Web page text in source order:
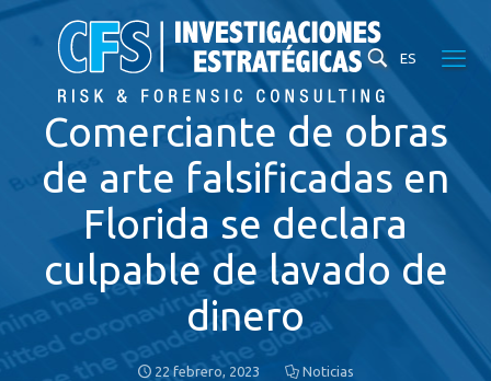
ES
Comerciante de obras
de arte falsificadas en
Florida se declara
culpable de lavado de
dinero
22 febrero, 2023 Noticias